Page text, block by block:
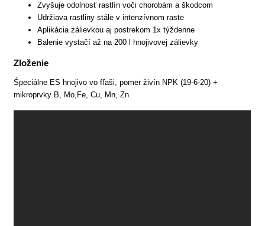
Zvyšuje odolnosť rastlín voči chorobám a škodcom
Udržiava rastliny stále v intenzívnom raste
Aplikácia zálievkou aj postrekom 1x týždenne
Balenie vystačí až na 200 l hnojivovej zálievky
Zloženie
Śpeciálne ES hnojivo vo fľaši, pomer živín NPK (19-6-20) +
mikroprvky B, Mo,Fe, Cu, Mn, Zn